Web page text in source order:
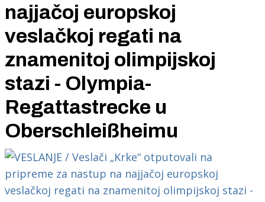
najjačoj europskoj
veslačkoj regati na
znamenitoj olimpijskoj
stazi - Olympia-
Regattastrecke u
Oberschleißheimu